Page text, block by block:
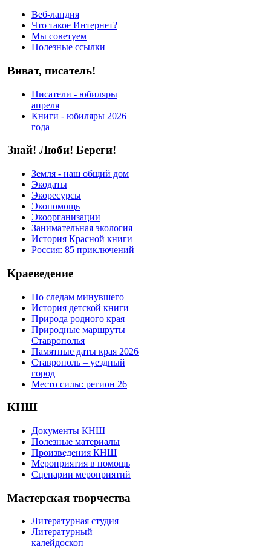
Веб-ландия
Что такое Интернет?
Мы советуем
Полезные ссылки
Виват, писатель!
Писатели - юбиляры
апреля
Книги - юбиляры 2026
года
Знай! Люби! Береги!
Земля - наш общий дом
Экодаты
Экоресурсы
Экопомощь
Экоорганизации
Занимательная экология
История Красной книги
Россия: 85 приключений
Краеведение
По следам минувшего
История детской книги
Природа родного края
Природные маршруты
Ставрополья
Памятные даты края 2026
Ставрополь – уездный
город
Место силы: регион 26
КНШ
Документы КНШ
Полезные материалы
Произведения КНШ
Мероприятия в помощь
Сценарии мероприятий
Мастерская творчества
Литературная студия
Литературный
калейдоскоп